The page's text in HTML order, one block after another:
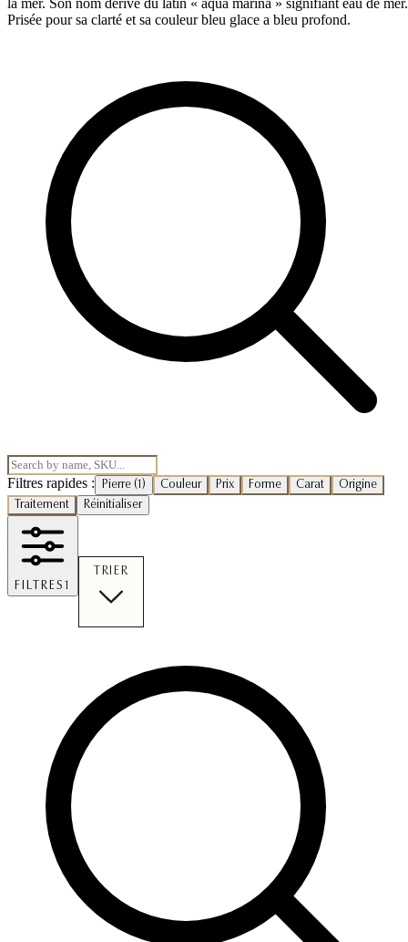
la mer. Son nom derive du latin « aqua marina » signifiant eau de mer.
Prisée pour sa clarté et sa couleur bleu glace a bleu profond.
Filtres rapides : Pierre (1) Couleur Prix Forme Carat
Origine
Traitement
Réinitialiser
FILTRES 1
TRIER